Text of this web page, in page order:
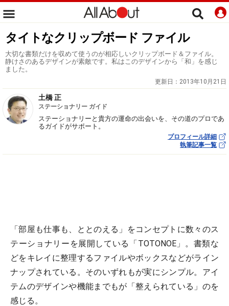
タイトなクリップボード ファイル
大切な書類だけを収めて使うのが相応しいクリップボード＆ファイル。
静けさのあるデザインが素敵です。私はこのデザインから「和」を感じ
ました。
更新日： 2013年10月21日
土橋 正
ステーショナリー ガイド
ステーショナリーと貴方の運命の出会いを、その道のプロであ
るガイドがサポート。
プロフィール詳細
執筆記事一覧
「部屋も仕事も、ととのえる」をコンセプトに数々のス
テーショナリーを展開している「TOTONOE」。書類な
どをキレイに整理するファイルやボックスなどがライン
ナップされている。そのいずれもが実にシンプル。アイ
テムのデザインや機能までもが「整えられている」のを
感じる。